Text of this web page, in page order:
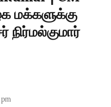
மக்களுக்கு